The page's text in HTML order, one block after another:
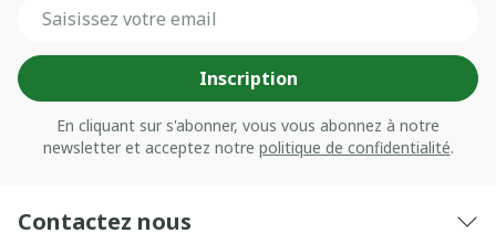
Inscription
En cliquant sur s'abonner, vous vous abonnez à notre
newsletter et acceptez notre politique de confidentialité.
Contactez nous